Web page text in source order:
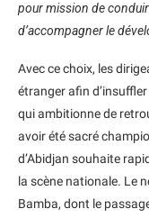
pour mission de
d’accompagner le
Avec ce choix, les
étranger afin
qui ambitionne de
avoir été sacré
d’Abidjan souhaite
la scène nationale. Le
Bamba, dont le